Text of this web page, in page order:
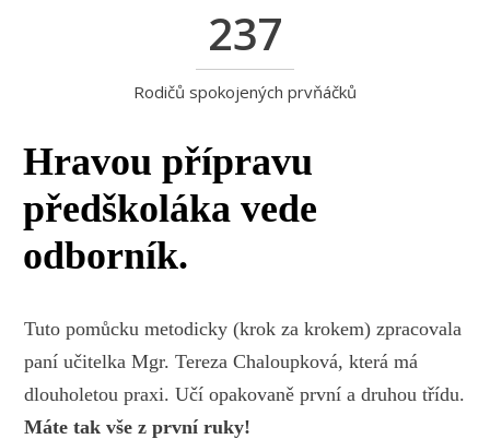
237
Rodičů spokojených prvňáčků
Hravou přípravu
předškoláka vede
odborník.
Tuto pomůcku metodicky (krok za krokem) zpracovala
paní učitelka Mgr. Tereza Chaloupková, která má
dlouholetou praxi. Učí opakovaně první a druhou třídu.
Máte tak vše z první ruky!